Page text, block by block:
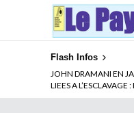
Flash Infos
JOHN DRAMANI
LIEES A
ABSENCE
Qui pilote le